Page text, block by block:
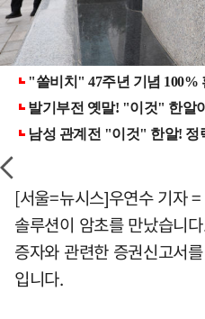
[서울=뉴시스]우연수 기자
솔루션이 암초를 만났습니
증자와 관련한 증권신고서
입니다.